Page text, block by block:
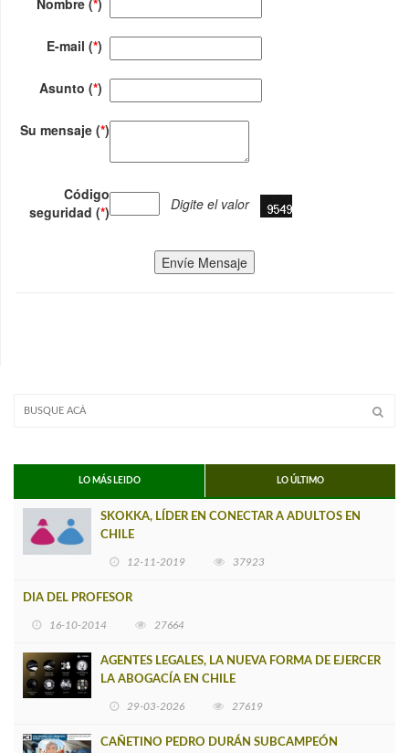
E-mail (*)
Asunto (*)
Su mensaje (*)
Código
seguridad (*) Digite el valor
Envíe Mensaje
LO MÁS LEIDO LO ÚLTIMO
SKOKKA, LÍDER EN CONECTAR A ADULTOS EN
CHILE
12-11-2019 37923
DIA DEL PROFESOR
16-10-2014 27664
AGENTES LEGALES, LA NUEVA FORMA DE EJERCER
LA ABOGACÍA EN CHILE
29-03-2026 27619
CAÑETINO PEDRO DURÁN SUBCAMPEÓN